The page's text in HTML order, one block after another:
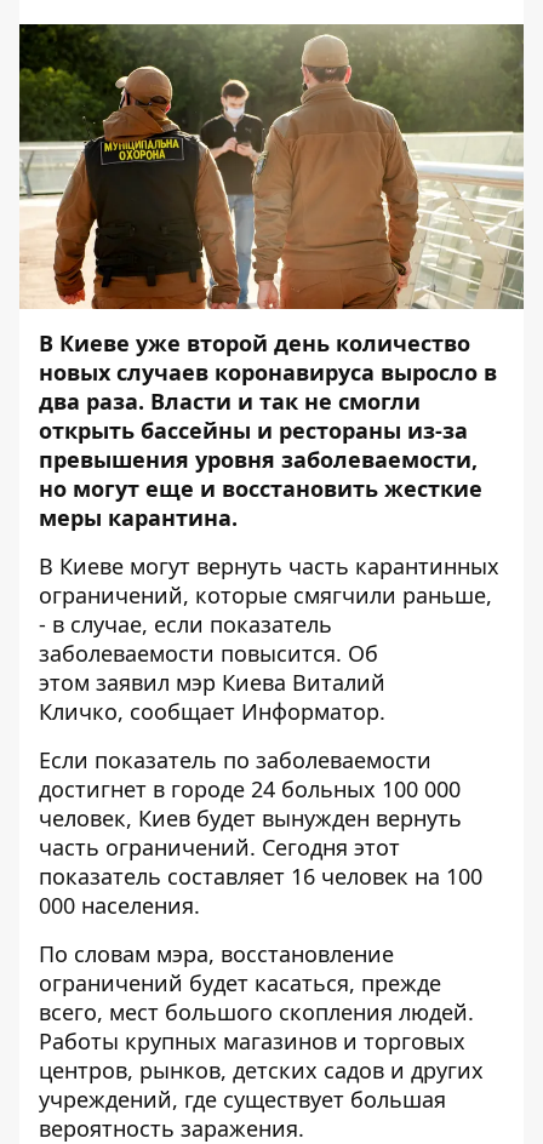
В Киеве уже второй день количество
новых случаев коронавируса выросло в
два раза. Власти и так не смогли
открыть бассейны и рестораны из-за
превышения уровня заболеваемости,
но могут еще и восстановить жесткие
меры карантина.
В Киеве могут вернуть часть карантинных
ограничений, которые смягчили раньше,
- в случае, если показатель
заболеваемости повысится. Об
этом заявил мэр Киева Виталий
Кличко, сообщает Информатор.
Если показатель по заболеваемости
достигнет в городе 24 больных 100 000
человек, Киев будет вынужден вернуть
часть ограничений. Сегодня этот
показатель составляет 16 человек на 100
000 населения.
По словам мэра, восстановление
ограничений будет касаться, прежде
всего, мест большого скопления людей.
Работы крупных магазинов и торговых
центров, рынков, детских садов и других
учреждений, где существует большая
вероятность заражения.